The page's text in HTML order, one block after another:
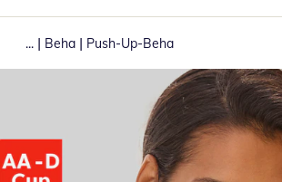
... | Beha | Push-Up-Beha